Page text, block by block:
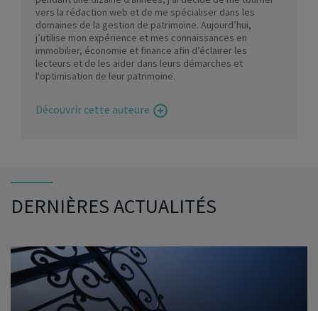
vers la rédaction web et de me spécialiser dans les
domaines de la gestion de patrimoine. Aujourd’hui,
j’utilise mon expérience et mes connaissances en
immobilier, économie et finance afin d’éclairer les
lecteurs et de les aider dans leurs démarches et
l'optimisation de leur patrimoine.
Découvrir cette auteure
DERNIÈRES ACTUALITÉS